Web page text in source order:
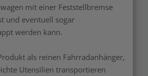
mit einer Feststellbremse
und eventuell sogar
werden kann.
als reinen Fahrradanhänger,
Utensilien transportieren